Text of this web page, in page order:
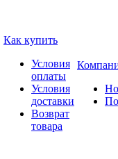
Как купить
Условия
оплаты
Условия
доставки
Возврат
товара